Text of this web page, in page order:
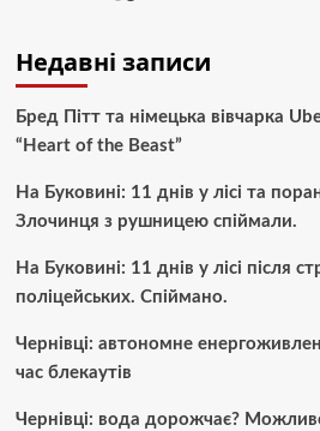
Недавні записи
Бред Пітт та німецька вівчарка
“Heart of the Beast”
На Буковині: 11 днів у лісі та
Злочинця з рушницею спіймали.
На Буковині: 11 днів у лісі після
поліцейських. Спіймано.
Чернівці: автономне
час блекаутів
Чернівці: вода дорожчає?